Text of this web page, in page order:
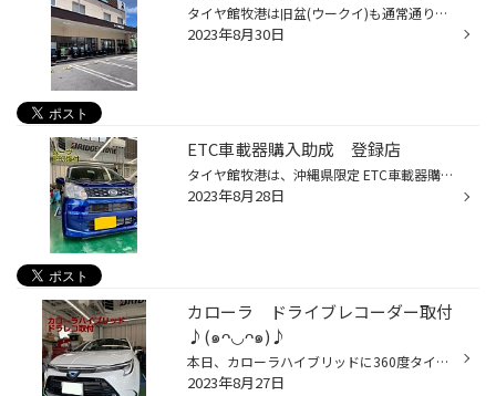
タイヤ館牧港は旧盆(ウークイ)も通常通り営業致します。 お盆で遠出前に点検はいかがでしょうか！ お待ちしております。
2023年8月30日
ETC車載器購入助成 登録店
タイヤ館牧港は、沖縄県限定 ETC車載器購入助成登録店ですので、2万台に達するか、2024年の3月末までは、ETCが1万円助成が受けれますので、お安くETCがつけれちゃいます。 今回はムーヴに取付しました♪ 車の登録、setupも行いましたので、カードを入れるとすぐに使用できます。 ETCの取付もタイヤ館...
2023年8月28日
カローラ ドライブレコーダー取付
♪(๑ᴖ◡ᴖ๑)♪
本日、カローラハイブリッドに360度タイプのドラレコ取付しました。 当店人気モデル ユピテルの3年保証です。 エンジンを切っても録画ができるキットも使用しました。 ドライブレコーダーの取付もタイヤ館牧港にお任せ下さい★彡
2023年8月27日